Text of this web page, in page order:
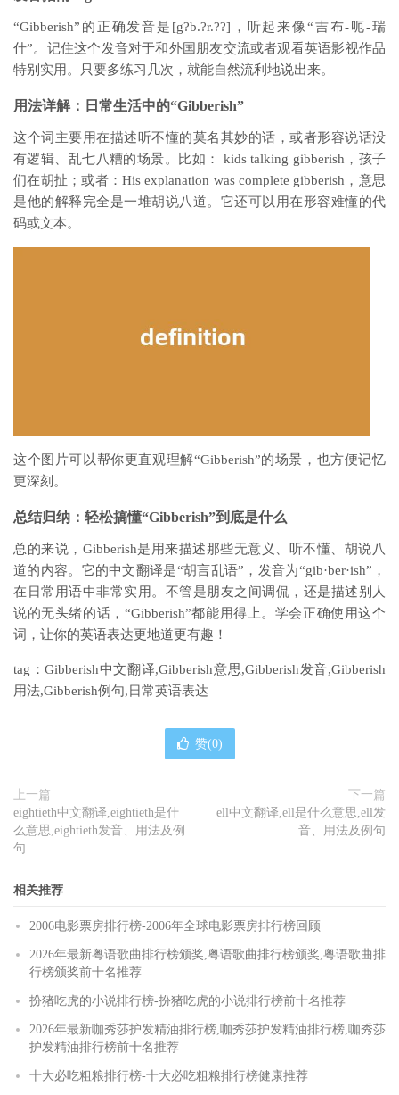
“Gibberish”的正确发音是[g?b.?r.??]，听起来像“吉布-呃-瑞
什”。记住这个发音对于和外国朋友交流或者观看英语影视作品
特别实用。只要多练习几次，就能自然流利地说出来。
用法详解：日常生活中的“Gibberish”
这个词主要用在描述听不懂的莫名其妙的话，或者形容说话没
有逻辑、乱七八糟的场景。比如： kids talking gibberish，孩子
们在胡扯；或者：His explanation was complete gibberish，意思
是他的解释完全是一堆胡说八道。它还可以用在形容难懂的代
码或文本。
这个图片可以帮你更直观理解“Gibberish”的场景，也方便记忆
更深刻。
总结归纳：轻松搞懂“Gibberish”到底是什么
总的来说，Gibberish是用来描述那些无意义、听不懂、胡说八
道的内容。它的中文翻译是“胡言乱语”，发音为“gib·ber·ish”，
在日常用语中非常实用。不管是朋友之间调侃，还是描述别人
说的无头绪的话，“Gibberish”都能用得上。学会正确使用这个
词，让你的英语表达更地道更有趣！
tag：Gibberish中文翻译,Gibberish意思,Gibberish发音,Gibberish
用法,Gibberish例句,日常英语表达
赞(0)
上一篇
eightieth中文翻译,eightieth是什
么意思,eightieth发音、用法及例
句
下一篇
ell中文翻译,ell是什么意思,ell发
音、用法及例句
相关推荐
2006电影票房排行榜-2006年全球电影票房排行榜回顾
2026年最新粤语歌曲排行榜颁奖,粤语歌曲排行榜颁奖,粤语歌曲排
行榜颁奖前十名推荐
扮猪吃虎的小说排行榜-扮猪吃虎的小说排行榜前十名推荐
2026年最新咖秀莎护发精油排行榜,咖秀莎护发精油排行榜,咖秀莎
护发精油排行榜前十名推荐
十大必吃粗粮排行榜-十大必吃粗粮排行榜健康推荐